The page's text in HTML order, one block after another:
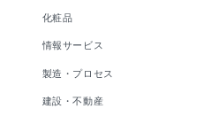
化粧品
情報サービス
製造・プロセス
建設・不動産